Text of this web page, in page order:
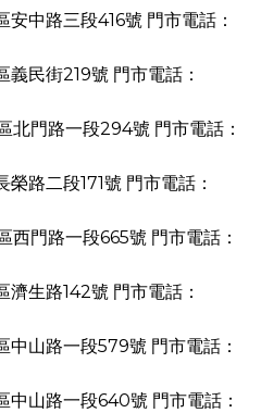
安中路三段416號 門市電話：
義民街219號 門市電話：
北門路一段294號 門市電話：
榮路二段171號 門市電話：
西門路一段665號 門市電話：
濟生路142號 門市電話：
中山路一段579號 門市電話：
中山路一段640號 門市電話：